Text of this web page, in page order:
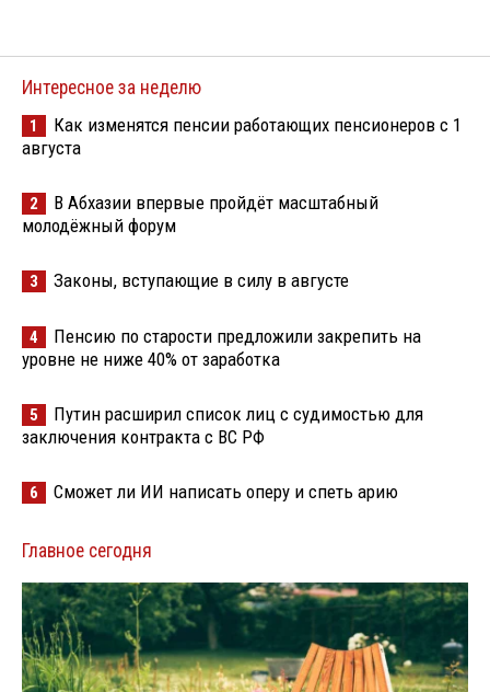
Интересное за неделю
1
Как изменятся пенсии работающих пенсионеров с 1
августа
2
В Абхазии впервые пройдёт масштабный
молодёжный форум
3 Законы, вступающие в силу в августе
4
Пенсию по старости предложили закрепить на
уровне не ниже 40% от заработка
5
Путин расширил список лиц с судимостью для
заключения контракта с ВС РФ
6 Сможет ли ИИ написать оперу и спеть арию
Главное сегодня